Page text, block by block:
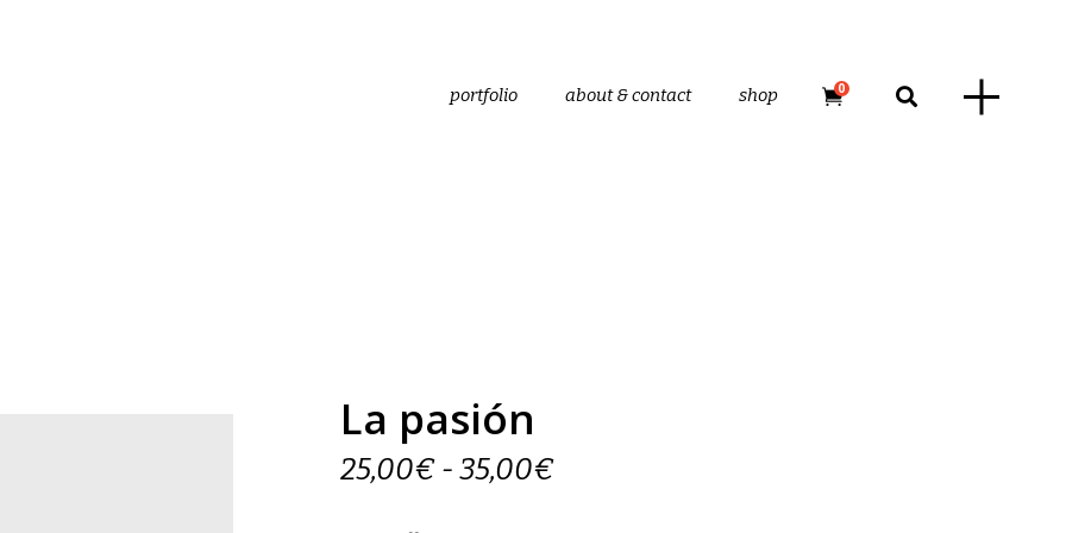
portfolio about & contact shop 0
La pasión
25,00€ - 35,00€Rango